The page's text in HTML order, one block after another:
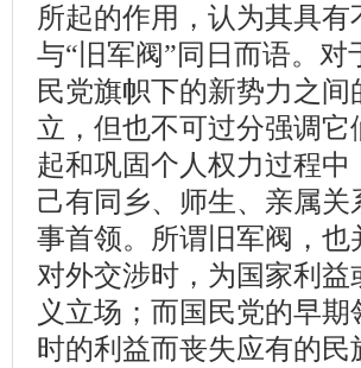
所起的作用，认为其具
与“旧军阀”同日而语。
民党旗帜下的新势力之
立，但也不可过分强调
起和巩固个人权力过程
己有同乡、师生、亲属
事首领。所谓旧军阀，
对外交涉时，为国家利
义立场；而国民党的早
时的利益而丧失应有的民